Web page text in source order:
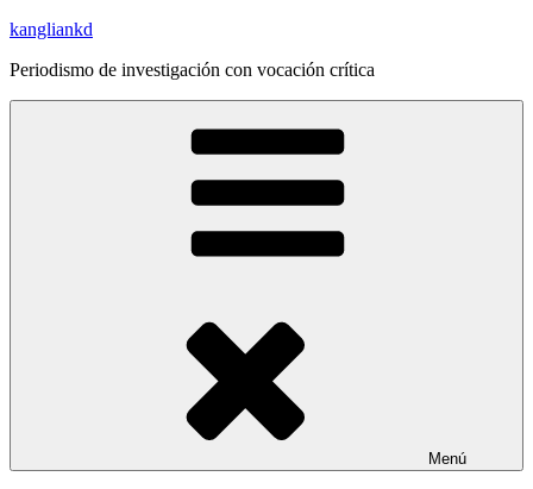
Saltar
contenido
kangliankd
Periodismo de investigación con vocación crítica
Menú